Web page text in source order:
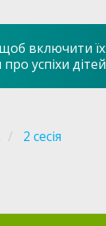
включити
успіхи
2 сесія